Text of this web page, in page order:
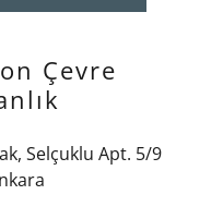
Çevre
Selçuklu Apt. 5/9